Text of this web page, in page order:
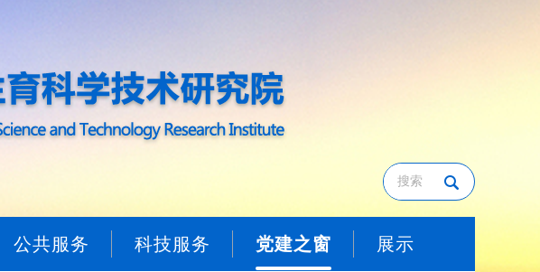
公共服务 科技服务 党建之窗 展示